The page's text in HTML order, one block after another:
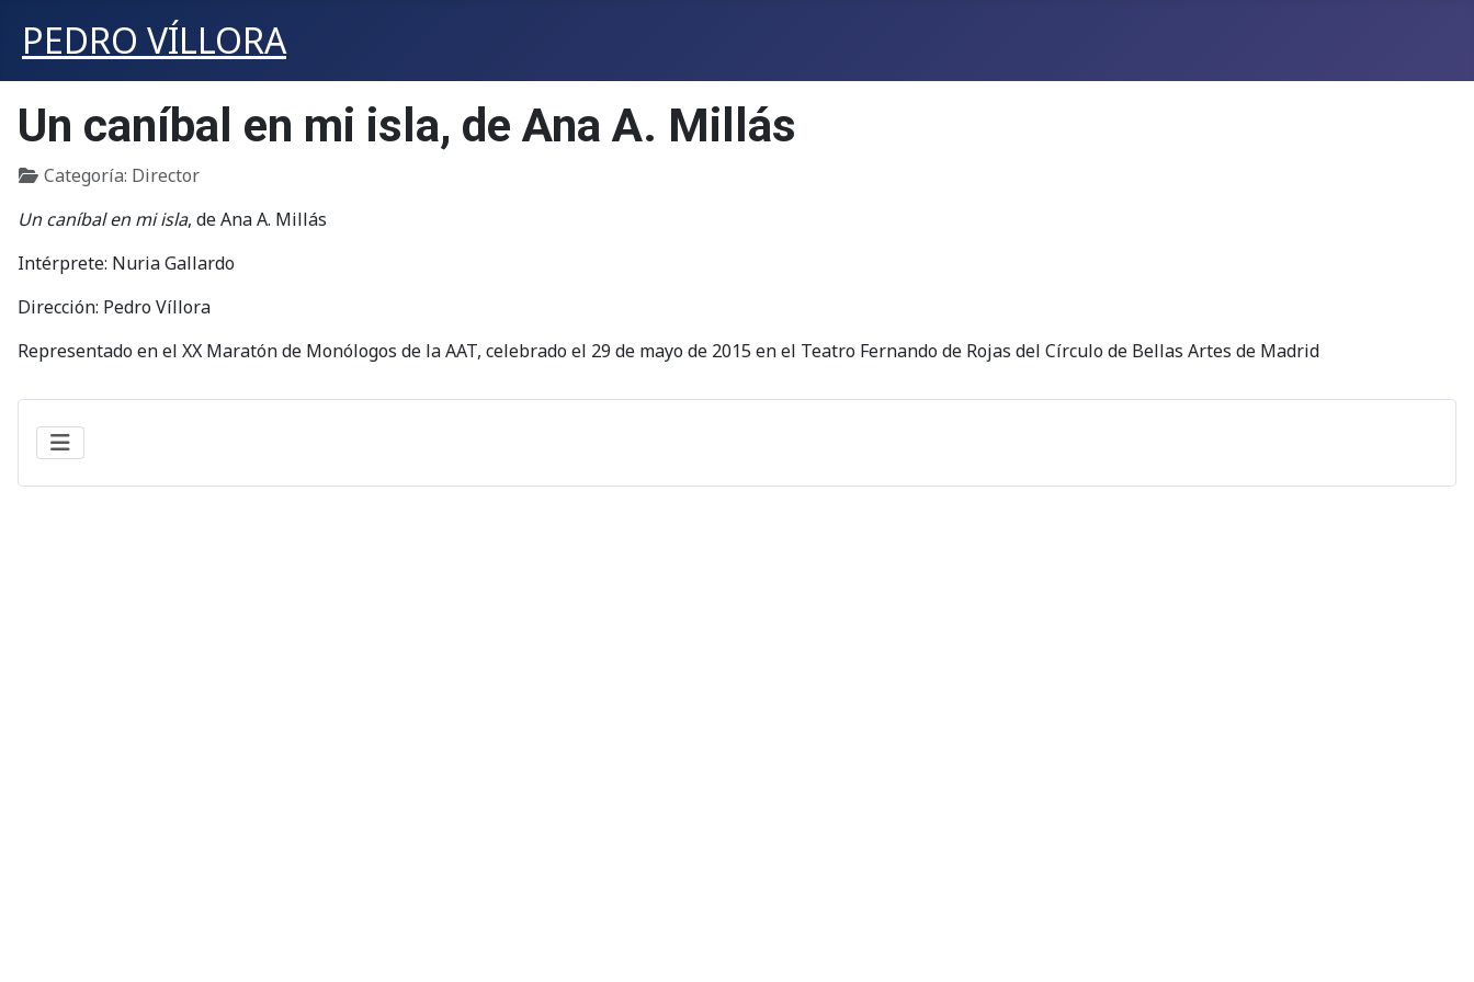
PEDRO VÍLLORA
Un caníbal en mi isla, de Ana A. Millás
Detalles
Categoría: Director
Un caníbal en mi isla, de Ana A. Millás
Intérprete: Nuria Gallardo
Dirección: Pedro Víllora
Representado en el XX Maratón de Monólogos de la AAT, celebrado el 29 de mayo de 2015 en el Teatro Fernando de Rojas del Círculo de Bellas Artes de Madrid